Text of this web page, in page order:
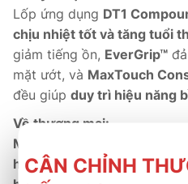
Lốp ứng dụng DT1
chịu nhiệt tốt và tăng tuổi
giảm tiếng ồn, EverGrip™
mặt ướt, và MaxTouch
đều giúp duy trì hiệu năng
Về thương mại:
Michelin Primacy 3 ST DT1
hãng tại Việt Nam, đi kèm
CÂN CHỈNH